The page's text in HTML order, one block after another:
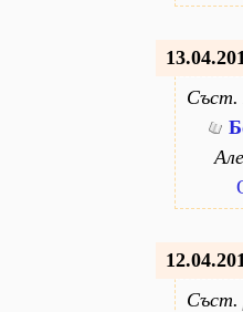
Съст.
Съст.